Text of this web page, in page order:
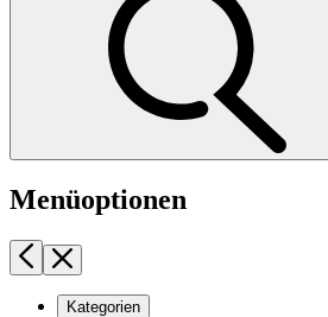
Menüoptionen
Kategorien